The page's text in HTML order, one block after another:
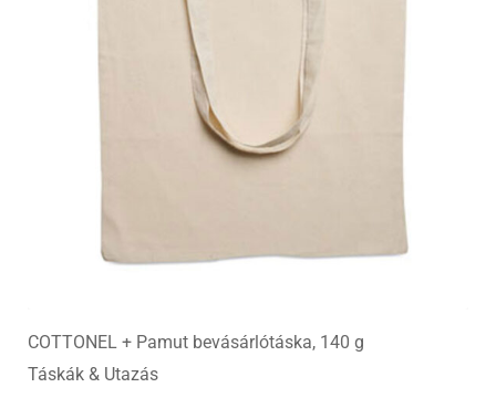
COTTONEL + Pamut bevásárlótáska, 140 g
Táskák & Utazás